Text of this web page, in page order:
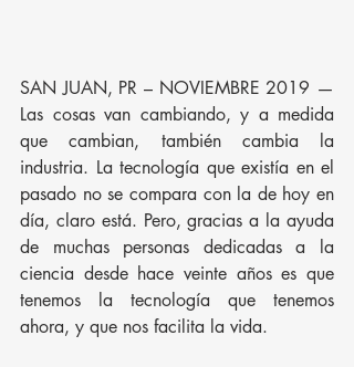
SAN JUAN, PR – NOVIEMBRE 2019 —
Las cosas van cambiando, y a medida
que cambian, también cambia la
industria. La tecnología que existía en el
pasado no se compara con la de hoy en
día, claro está. Pero, gracias a la ayuda
de muchas personas dedicadas a la
ciencia desde hace veinte años es que
tenemos la tecnología que tenemos
ahora, y que nos facilita la vida.